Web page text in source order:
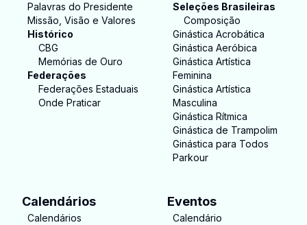
Palavras do Presidente
Missão, Visão e Valores
Histórico
CBG
Memórias de Ouro
Federações
Federações Estaduais
Onde Praticar
Seleções Brasileiras
Composição
Ginástica Acrobática
Ginástica Aeróbica
Ginástica Artística
Feminina
Ginástica Artística
Masculina
Ginástica Rítmica
Ginástica de Trampolim
Ginástica para Todos
Parkour
Calendários
Calendários
Eventos
Calendário